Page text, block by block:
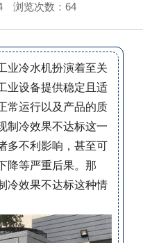
浏览次数： 64
业冷水机扮演着至关
业设备提供稳定且适
常运行以及产品的质
制冷效果不达标这一
多不利影响，甚至可
降等严重后果。那
冷效果不达标这种情